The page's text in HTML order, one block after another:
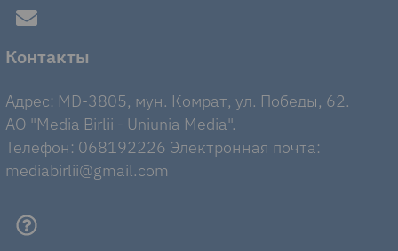
Контакты
Адрес: MD-3805, мун. Комрат, ул. Победы, 62.
AO "Media Birlii - Uniunia Media".
Телефон: 068192226 Электронная почта:
mediabirlii@gmail.com